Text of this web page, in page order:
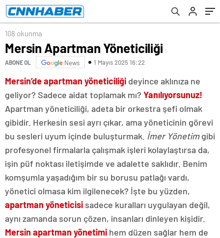
108 okunma
Mersin Apartman Yöneticiliği
ABONE OL News 1 Mayıs 2025 16:22
Mersin’de apartman yöneticiliği deyince aklınıza ne
geliyor? Sadece aidat toplamak mı? Yanılıyorsunuz!
Apartman yöneticiliği, adeta bir orkestra şefi olmak
gibidir. Herkesin sesi ayrı çıkar, ama yöneticinin görevi
bu sesleri uyum içinde buluşturmak. İmer Yönetimgibi
profesyonel firmalarla çalışmak işleri kolaylaştırsa da,
işin püf noktası iletişimde ve adalette saklıdır. Benim
komşumla yaşadığım bir su borusu patlağı vardı,
yönetici olmasa kim ilgilenecek? İşte bu yüzden,
apartman yöneticisi sadece kuralları uygulayan değil,
aynı zamanda sorun çözen, insanları dinleyen kişidir.
Mersin apartman yönetimi hem düzen sağlar hem de